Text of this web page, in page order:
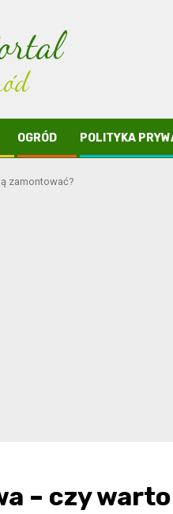
OGRÓD POLITYKA
zamontować?
– czy